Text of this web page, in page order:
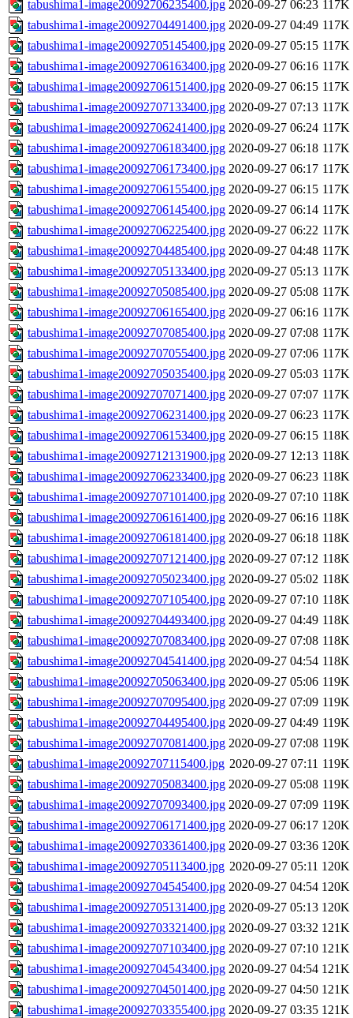
tabushima1-image20092706235400.jpg 2020-09-27 06:23 117K
tabushima1-image20092704491400.jpg 2020-09-27 04:49 117K
tabushima1-image20092705145400.jpg 2020-09-27 05:15 117K
tabushima1-image20092706163400.jpg 2020-09-27 06:16 117K
tabushima1-image20092706151400.jpg 2020-09-27 06:15 117K
tabushima1-image20092707133400.jpg 2020-09-27 07:13 117K
tabushima1-image20092706241400.jpg 2020-09-27 06:24 117K
tabushima1-image20092706183400.jpg 2020-09-27 06:18 117K
tabushima1-image20092706173400.jpg 2020-09-27 06:17 117K
tabushima1-image20092706155400.jpg 2020-09-27 06:15 117K
tabushima1-image20092706145400.jpg 2020-09-27 06:14 117K
tabushima1-image20092706225400.jpg 2020-09-27 06:22 117K
tabushima1-image20092704485400.jpg 2020-09-27 04:48 117K
tabushima1-image20092705133400.jpg 2020-09-27 05:13 117K
tabushima1-image20092705085400.jpg 2020-09-27 05:08 117K
tabushima1-image20092706165400.jpg 2020-09-27 06:16 117K
tabushima1-image20092707085400.jpg 2020-09-27 07:08 117K
tabushima1-image20092707055400.jpg 2020-09-27 07:06 117K
tabushima1-image20092705035400.jpg 2020-09-27 05:03 117K
tabushima1-image20092707071400.jpg 2020-09-27 07:07 117K
tabushima1-image20092706231400.jpg 2020-09-27 06:23 117K
tabushima1-image20092706153400.jpg 2020-09-27 06:15 118K
tabushima1-image20092712131900.jpg 2020-09-27 12:13 118K
tabushima1-image20092706233400.jpg 2020-09-27 06:23 118K
tabushima1-image20092707101400.jpg 2020-09-27 07:10 118K
tabushima1-image20092706161400.jpg 2020-09-27 06:16 118K
tabushima1-image20092706181400.jpg 2020-09-27 06:18 118K
tabushima1-image20092707121400.jpg 2020-09-27 07:12 118K
tabushima1-image20092705023400.jpg 2020-09-27 05:02 118K
tabushima1-image20092707105400.jpg 2020-09-27 07:10 118K
tabushima1-image20092704493400.jpg 2020-09-27 04:49 118K
tabushima1-image20092707083400.jpg 2020-09-27 07:08 118K
tabushima1-image20092704541400.jpg 2020-09-27 04:54 118K
tabushima1-image20092705063400.jpg 2020-09-27 05:06 119K
tabushima1-image20092707095400.jpg 2020-09-27 07:09 119K
tabushima1-image20092704495400.jpg 2020-09-27 04:49 119K
tabushima1-image20092707081400.jpg 2020-09-27 07:08 119K
tabushima1-image20092707115400.jpg 2020-09-27 07:11 119K
tabushima1-image20092705083400.jpg 2020-09-27 05:08 119K
tabushima1-image20092707093400.jpg 2020-09-27 07:09 119K
tabushima1-image20092706171400.jpg 2020-09-27 06:17 120K
tabushima1-image20092703361400.jpg 2020-09-27 03:36 120K
tabushima1-image20092705113400.jpg 2020-09-27 05:11 120K
tabushima1-image20092704545400.jpg 2020-09-27 04:54 120K
tabushima1-image20092705131400.jpg 2020-09-27 05:13 120K
tabushima1-image20092703321400.jpg 2020-09-27 03:32 121K
tabushima1-image20092707103400.jpg 2020-09-27 07:10 121K
tabushima1-image20092704543400.jpg 2020-09-27 04:54 121K
tabushima1-image20092704501400.jpg 2020-09-27 04:50 121K
tabushima1-image20092703355400.jpg 2020-09-27 03:35 121K